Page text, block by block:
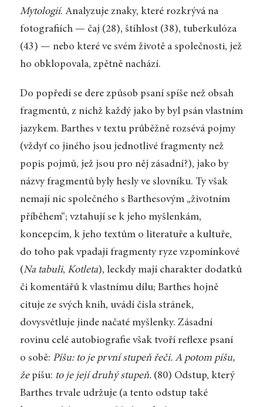
Mytologií. Analyzuje znaky, které rozkrývá na
fotografiích — čaj (28), štíhlost (38), tuberkulóza
(43) — nebo které ve svém životě a společnosti, jež
ho obklopovala, zpětně nachází.
Do popředí se dere způsob psaní spíše než obsah
fragmentů, z nichž každý jako by byl psán vlastním
jazykem. Barthes v textu průběžně rozsévá pojmy
(vždyť co jiného jsou jednotlivé fragmenty než
popis pojmů, jež jsou pro něj zásadní?), jako by
názvy fragmentů byly hesly ve slovníku. Ty však
nemají nic společného s Barthesovým „životním
příběhem“; vztahují se k jeho myšlenkám,
koncepcím, k jeho textům o literatuře a kultuře,
do toho pak vpadají fragmenty ryze vzpomínkové
(Na tabuli, Kotleta), leckdy mají charakter dodatků
či komentářů k vlastnímu dílu; Barthes hojně
cituje ze svých knih, uvádí čísla stránek,
dovysvětluje jinde načaté myšlenky. Zásadní
rovinu celé autobiografie však tvoří reflexe psaní
o sobě: Píšu: to je první stupeň řeči. A potom píšu,
že píšu: to je její druhý stupeň.(80) Odstup, který
Barthes trvale udržuje (a tento odstup také